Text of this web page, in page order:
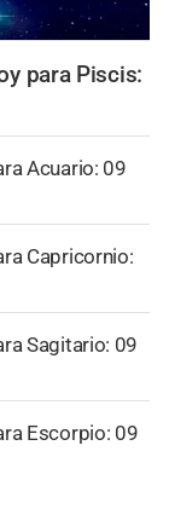
para Piscis:
Acuario: 09
Capricornio:
Sagitario: 09
Escorpio: 09